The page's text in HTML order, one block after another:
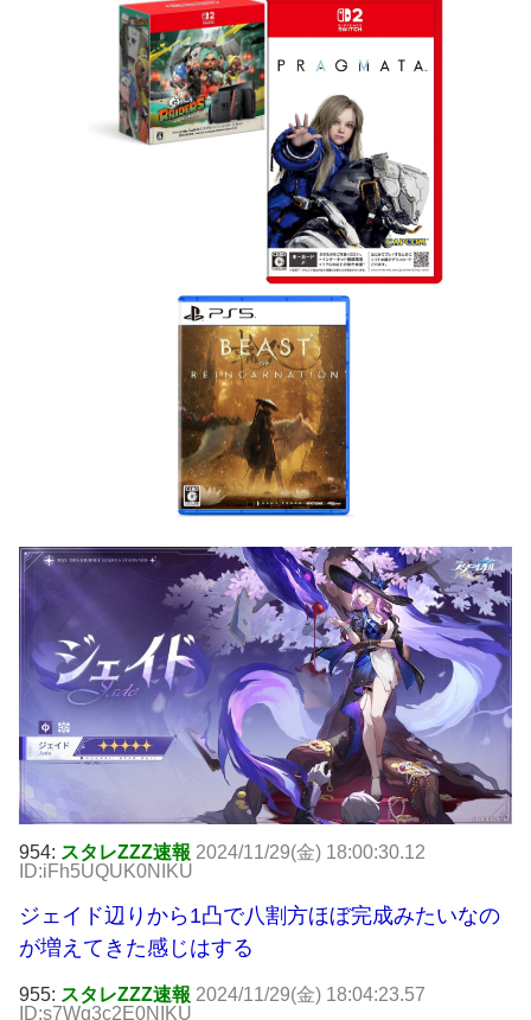
954: スタレZZZ速報 2024/11/29(金) 18:00:30.12
ID:iFh5UQUK0NIKU
ジェイド辺りから1凸で八割方ほぼ完成みたいなの
が増えてきた感じはする
955: スタレZZZ速報 2024/11/29(金) 18:04:23.57
ID:s7Wq3c2E0NIKU